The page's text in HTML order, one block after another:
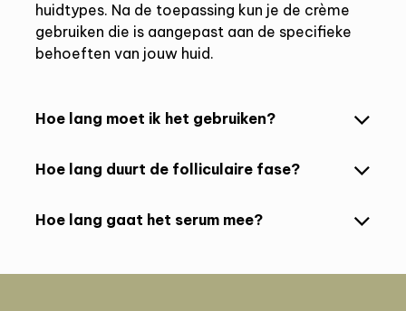
huidtypes. Na de toepassing kun je de crème
gebruiken die is aangepast aan de specifieke
behoeften van jouw huid.
Hoe lang moet ik het gebruiken?
Hoe lang duurt de folliculaire fase?
Hoe lang gaat het serum mee?